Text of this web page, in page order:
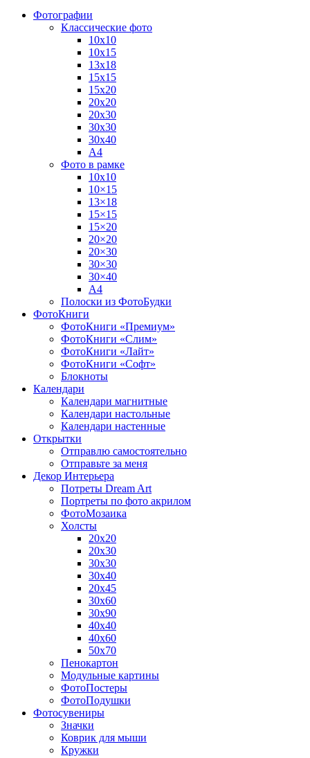
Фотографии
Классические фото
10х10
10х15
13х18
15х15
15х20
20х20
20х30
30х30
30х40
А4
Фото в рамке
10х10
10×15
13×18
15×15
15×20
20×20
20×30
30×30
30×40
A4
Полоски из ФотоБудки
ФотоКниги
ФотоКниги «Премиум»
ФотоКниги «Слим»
ФотоКниги «Лайт»
ФотоКниги «Софт»
Блокноты
Календари
Календари магнитные
Календари настольные
Календари настенные
Открытки
Отправлю самостоятельно
Отправьте за меня
Декор Интерьера
Потреты Dream Art
Портреты по фото акрилом
ФотоМозаика
Холсты
20х20
20х30
30х30
30х40
20х45
30х60
30х90
40х40
40х60
50х70
Пенокартон
Модульные картины
ФотоПостеры
ФотоПодушки
Фотоcувениры
Значки
Коврик для мыши
Кружки